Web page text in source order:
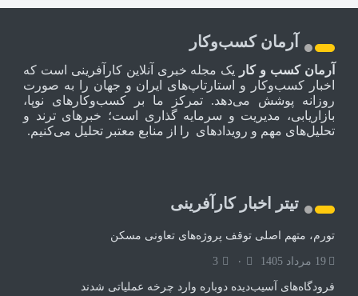
آرمان کسب‌وکار
آرمان کسب و کار
یک مجله خبری آنلاین کارآفرینی است که
اخبار کسب‌وکار و استارتاپ‌های ایران و جهان را به صورت
روزانه پوشش می‌دهد. تمرکز ما بر کسب‌وکارهای نوپا،
بازاریابی، مدیریت و سرمایه گذاری است؛ خبرهای ترند و
تحلیل‌های مهم و رویدادهای را از منابع معتبر تحلیل می‌کنیم.
تیتر اخبار کارآفرینی
تورم، متهم اصلی توقف پروژه‌های تعاونی مسکن
19 مرداد 1405 3
فرودگاه‌های آسیب‌دیده دوباره وارد چرخه عملیاتی شدند